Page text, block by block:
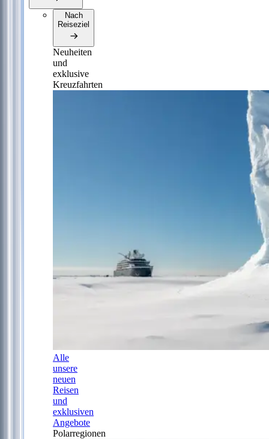
Nach
Reiseziel
Neuheiten
und
exklusive
Kreuzfahrten
Alle
unsere
neuen
Reisen
und
exklusiven
Angebote
Polarregionen